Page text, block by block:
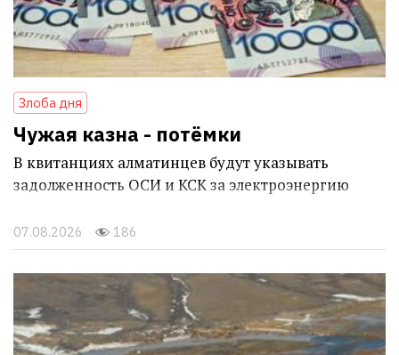
Злоба дня
Чужая казна - потёмки
В квитанциях алматинцев будут указывать
задолженность ОСИ и КСК за электроэнергию
07.08.2026 186